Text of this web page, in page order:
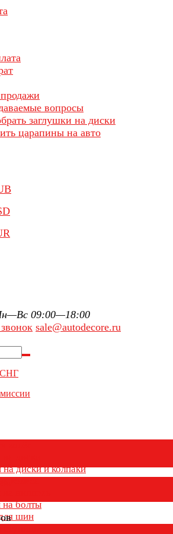
вопросы
заглушки на диски
царапины на авто
09:00—18:00
sale@autodecore.ru
СНГ
диски и колпаки
колеса
на болты
шин